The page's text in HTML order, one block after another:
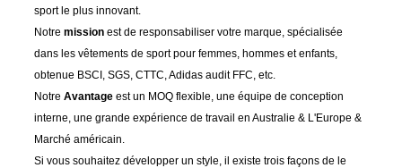
sport le plus innovant.
Notremissionest de responsabiliser votre marque, spécialisée
dans les vêtements de sport pour femmes, hommes et enfants,
obtenue BSCI, SGS, CTTC, Adidas audit FFC, etc.
NotreAvantageest un MOQ flexible, une équipe de conception
interne, une grande expérience de travail en Australie & L'Europe &
Marché américain.
Si vous souhaitez développer un style, il existe trois façons de le